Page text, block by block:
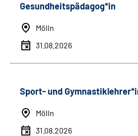
Gesundheitspädagog*in
Mölln
31.08.2026
Sport- und
Mölln
31.08.2026